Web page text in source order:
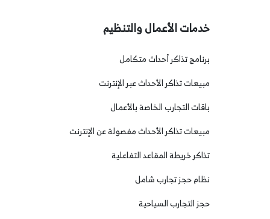
خدمات الأعمال والتنظيم
برنامج تذاكر أحداث متكامل
مبيعات تذاكر الأحداث عبر الإنترنت
باقات التجارب الخاصة بالأعمال
مبيعات تذاكر الأحداث مفصولة عن الإنترنت
تذاكر خريطة المقاعد التفاعلية
نظام حجز تجارب شامل
حجز التجارب السياحية